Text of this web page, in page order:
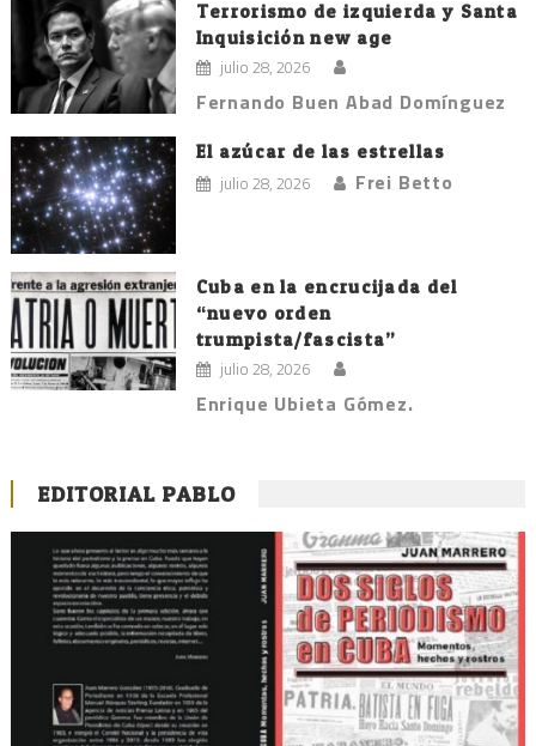
Terrorismo de izquierda y Santa
Inquisición new age
julio 28, 2026
Fernando Buen Abad Domínguez
El azúcar de las estrellas
julio 28, 2026 Frei Betto
Cuba en la encrucijada del
“nuevo orden
trumpista/fascista”
julio 28, 2026
Enrique Ubieta Gómez.
EDITORIAL PABLO